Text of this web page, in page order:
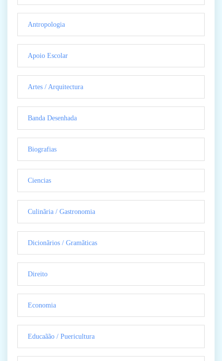
Antropologia
Apoio Escolar
Artes / Arquitectura
Banda Desenhada
Biografias
Ciencias
Culinãria / Gastronomia
Dicionãrios / Gramãticas
Direito
Economia
Educaãão / Puericultura